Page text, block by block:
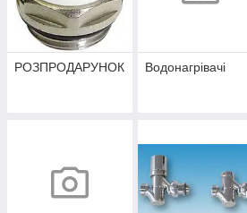
РОЗПРОДАРУНОК Водонагрівачі